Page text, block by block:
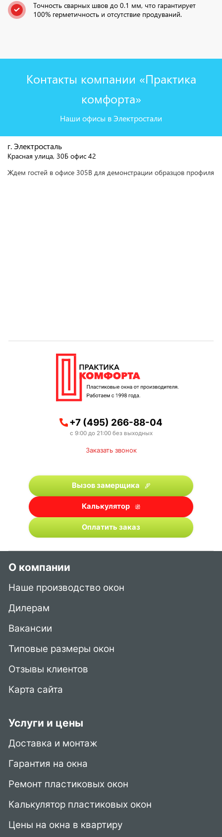
Точность сварных швов до 0.1 мм, что гарантирует
100% герметичность и отсутствие продуваний.
Контакты компании «Практика
комфорта»
Наши офисы в Электростали
г. Электросталь
Красная улица, 30Б офис 42
Ждем гостей в офисе 305В для демонстрации образцов профиля
+7 (495) 266-88-04
с 9:00 до 21:00 без выходных
Заказать звонок
Вызов замерщика
Калькулятор
Оплатить заказ
О компании
Наше производство окон
Дилерам
Вакансии
Типовые размеры окон
Отзывы клиентов
Карта сайта
Услуги и цены
Доставка и монтаж
Гарантия на окна
Ремонт пластиковых окон
Калькулятор пластиковых окон
Цены на окна в квартиру